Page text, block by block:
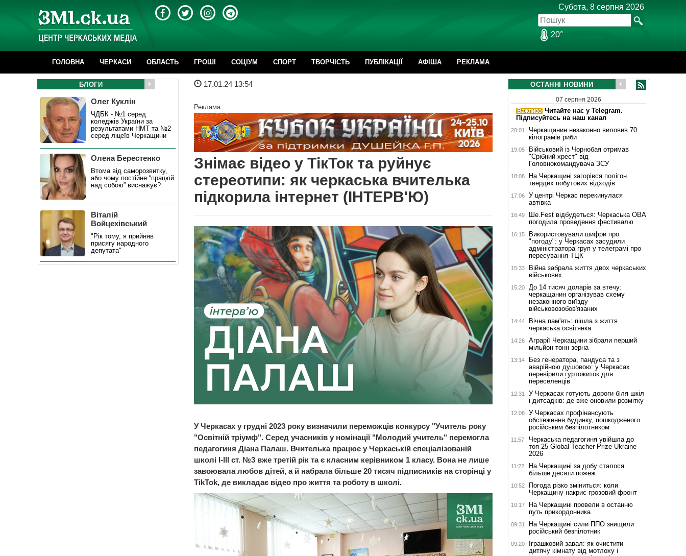
Субота, 8 серпня 2026
20°
ГОЛОВНА ЧЕРКАСИ ОБЛАСТЬ ГРОШІ CОЦІУМ СПОРТ ТВОРЧІСТЬ ПУБЛІКАЦІЇ АФІША РЕКЛАМА
17.01.24 13:54
Реклама
Знімає відео у ТікТок та руйнує
стереотипи: як черкаська вчителька
підкорила інтернет (ІНТЕРВ'Ю)
У Черкасах у грудні 2023 року визначили переможців конкурсу "Учитель року
"Освітній тріумф". Серед учасників у номінації "Молодий учитель" перемогла
педагогиня Діана Палаш. Вчителька працює у Черкаській спеціалізованій
школі І-ІІІ ст. №3 вже третій рік та є класним керівником 1 класу. Вона не лише
завоювала любов дітей, а й набрала більше 20 тисяч підписників на сторінці у
TikTok, де викладає відео про життя та роботу в школі.
БЛОГИ
Олег Куклін
ЧДБК - №1 серед
коледжів України за
результатами НМТ та №2
серед ліцеїв Черкащини
Олена Берестенко
Втома від саморозвитку,
або чому постійне “працюй
над собою” виснажує?
Віталій
Войцехівський
"Рік тому, я прийняв
присягу народного
депутата"
ОСТАННІ НОВИНИ
07 серпня 2026
Читайте нас у Telegram.
Підписуйтесь на наш канал
20:01
Черкащанин незаконно виловив 70
кілограмів риби
19:05
Військовий із Чорнобая отримав
"Срібний хрест" від
Головнокомандувача ЗСУ
18:08
На Черкащині загорівся полігон
твердих побутових відходів
17:06
У центрі Черкас перекинулася
автівка
16:49
Ше.Fest відбудеться: Черкаська ОВА
погодила проведення фестивалю
16:15
Використовували шифри про
"погоду": у Черкасах засудили
адміністратора груп у телеграмі про
пересування ТЦК
15:33
Війна забрала життя двох черкаських
військових
15:20
До 14 тисяч доларів за втечу:
черкащанин організував схему
незаконного виїзду
військовозобов'язаних
14:44
Вічна пам'ять: пішла з життя
черкаська освітянка
14:26
Аграрії Черкащини зібрали перший
мільйон тонн зерна
13:14
Без генератора, пандуса та з
аварійною душовою: у Черкасах
перевірили гуртожиток для
переселенців
12:31
У Черкасах готують дороги біля шкіл
і дитсадків: де вже оновили розмітку
12:08
У Черкасах профінансують
обстеження будинку, пошкодженого
російським безпілотником
11:57
Черкаська педагогиня увійшла до
топ-25 Global Teacher Prize Ukraine
2026
11:22
На Черкащині за добу сталося
більше десяти пожеж
10:52
Погода різко зміниться: коли
Черкащину накриє грозовий фронт
10:17
На Черкащині провели в останню
путь прикордонника
09:31
На Черкащині сили ППО знищили
російський безпілотник
09:20
Іграшковий завал: як очистити
дитячу кімнату від мотлоху і